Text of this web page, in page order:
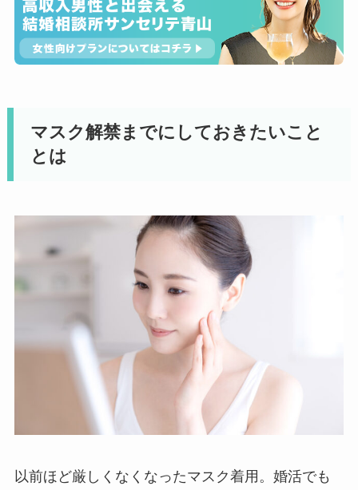
マスク解禁までにしておきたいこと
とは
以前ほど厳しくなくなったマスク着用。婚活でも